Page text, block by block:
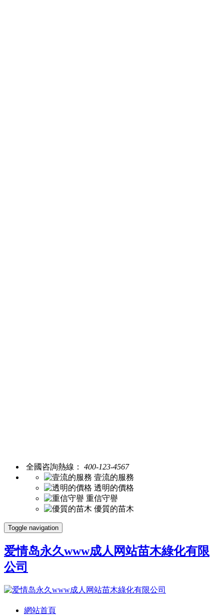
全國咨詢熱線： 400-123-4567
壹流的服務
透明的價格
重信守譽
優質的苗木
Toggle navigation
爱情岛永久www成人网站苗木綠化有限
公司
網站首頁